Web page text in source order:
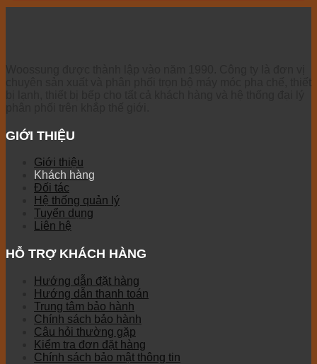
GIỚI THIỆU
Giới thiệu
Khách hàng
Đối tác
Hệ thống quản lý
Tuyển dụng
Liên hệ
HỖ TRỢ KHÁCH HÀNG
Hướng dẫn đặt hàng
Hướng dẫn thanh toán
Trung tâm bảo hành
Chính sách bảo hành
Câu hỏi thường gặp
Kiểm tra đơn đặt hàng
Chính sách bảo mật thông tin